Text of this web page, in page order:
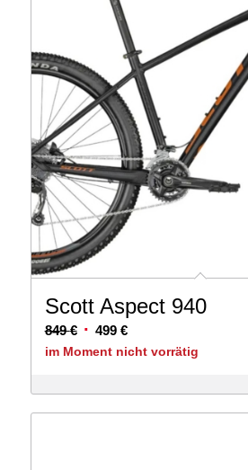
Scott Aspect 940
849€ Ursprünglicher
Preis
849 €
499 €Aktueller
Preis
499 €.
im Moment nicht vorrätig